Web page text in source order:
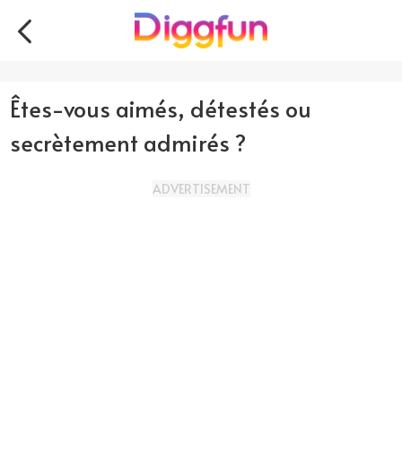
Êtes-vous aimés, détestés ou
secrètement admirés ?
ADVERTISEMENT